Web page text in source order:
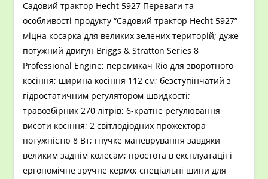
Садовий трактор Hecht 5927 Переваги та
особливості продукту “Садовий трактор Hecht 5927”
міцна косарка для великих зелених територій; дуже
потужний двигун Briggs & Stratton Series 8
Professional Engine; перемикач Rio для зворотного
косіння; ширина косіння 112 см; безступінчатий з
гідростатичним регулятором швидкості;
травозбірник 270 літрів; 6-кратне регулювання
висоти косіння; 2 світлодіодних прожектора
потужністю 8 Вт; гнучке маневрування завдяки
великим заднім колесам; простота в експлуатації і
ергономічне зручне кермо; спеціальні шини для